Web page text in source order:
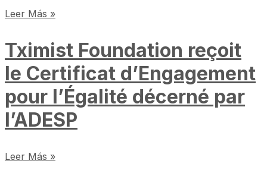
Leer Más »
Tximist Foundation reçoit
le Certificat d’Engagement
pour l’Égalité décerné par
l’ADESP
Leer Más »